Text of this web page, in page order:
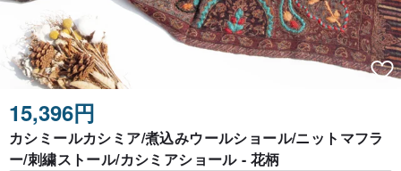
15,396円
カシミールカシミア/煮込みウールショール/ニットマフラ
ー/刺繍ストール/カシミアショール - 花柄